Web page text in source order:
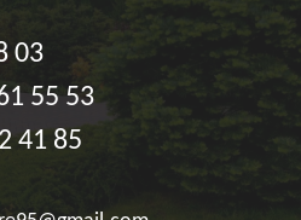
03
55 53
41 85